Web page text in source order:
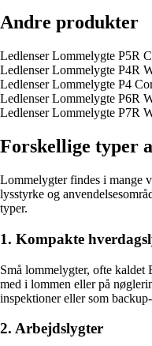
Andre produkter
Ledlenser Lommelygte P5R
Ledlenser Lommelygte P4R
Ledlenser Lommelygte P4
Ledlenser Lommelygte P6R
Ledlenser Lommelygte P7R
Forskellige typer
Lommelygter findes i mange
lysstyrke og
typer.
1. Kompakte
Små lommelygter, ofte
med i lommen eller på
inspektioner eller som
2. Arbejdslygter